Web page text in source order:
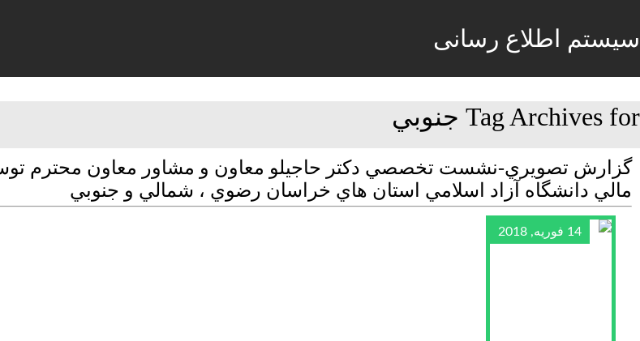
سیستم اطلاع رسانی
Tag Archives for جنوبي
گزارش تصويري-نشست تخصصي دكتر حاجيلو معاون و مشاور معاون محترم توسعه
مالي دانشگاه آزاد اسلامي استان هاي خراسان رضوي ، شمالي و جنوبي
14 فوریه, 2018